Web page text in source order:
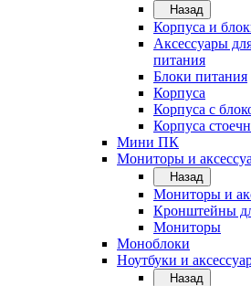
Назад
Корпуса и
Аксессуары
питания
Блоки питания
Корпуса
Корпуса с
Корпуса
Мини ПК
Мониторы и
Назад
Мониторы и
Кронштейны
Мониторы
Моноблоки
Ноутбуки и
Назад